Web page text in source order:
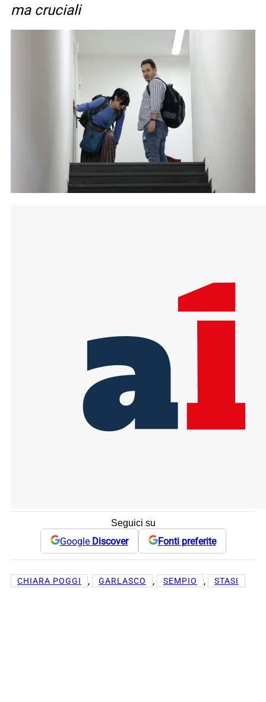
ma cruciali
Seguici su
Google Discover Fonti preferite
CHIARA POGGI , GARLASCO , SEMPIO , STASI